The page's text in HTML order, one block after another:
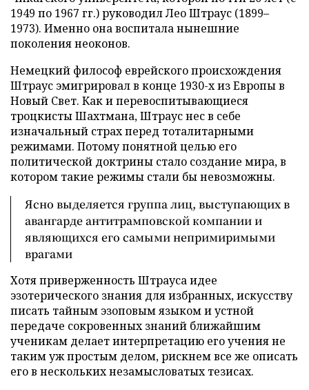
1949 по 1967 гг.) руководил Лео Штраус (1899–
1973). Именно она воспитала нынешние
поколения неоконов.
Немецкий философ еврейского происхождения
Штраус эмигрировал в конце 1930-х из Европы в
Новый Свет. Как и перевоспитывающиеся
троцкисты Шахтмана, Штраус нес в себе
изначальный страх перед тоталитарными
режимами. Потому понятной целью его
политической доктрины стало создание мира, в
котором такие режимы стали бы невозможны.
Ясно выделяется группа лиц, выступающих в
авангарде антитрамповской компании и
являющихся его самыми непримиримыми
врагами
Хотя приверженность Штрауса идее
эзотерического знания для избранных, искусству
писать тайным эзоповым языком и устной
передаче сокровенных знаний ближайшим
ученикам делает интерпретацию его учения не
таким уж простым делом, рискнем все же описать
его в нескольких незамысловатых тезисах.